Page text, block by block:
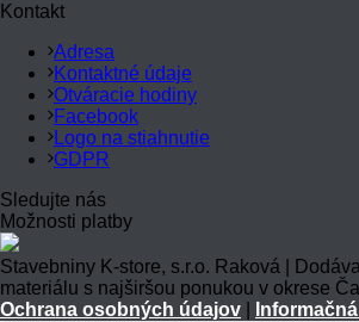
Kontakt
Adresa
Kontaktné údaje
Otváracie hodiny
Facebook
Logo na stiahnutie
GDPR
Sledujte nás
Možnosti platby
Stavebniny K-store, s.r.o. Raková |
materiálu s najširšou ponukou v okrese
Ochrana osobných údajov